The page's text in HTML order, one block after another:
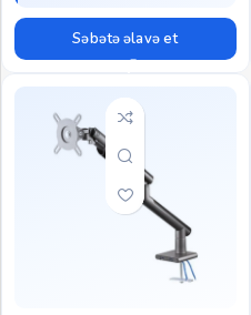
Səbətə əlavə et